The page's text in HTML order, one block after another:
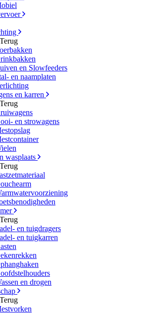
Terug
en Slowfeeders
en naamplaten
en karren
Terug
en strowagens
wasplaats
Terug
Terug
en tuigdragers
en tuigkarren
en drogen
Terug